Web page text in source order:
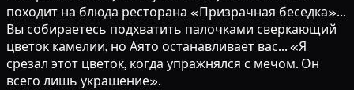
походит на блюда ресторана «Призрачная беседка»...
Вы собираетесь подхватить палочками сверкающий
цветок камелии, но Аято останавливает вас... «Я
срезал этот цветок, когда упражнялся с мечом. Он
всего лишь украшение».